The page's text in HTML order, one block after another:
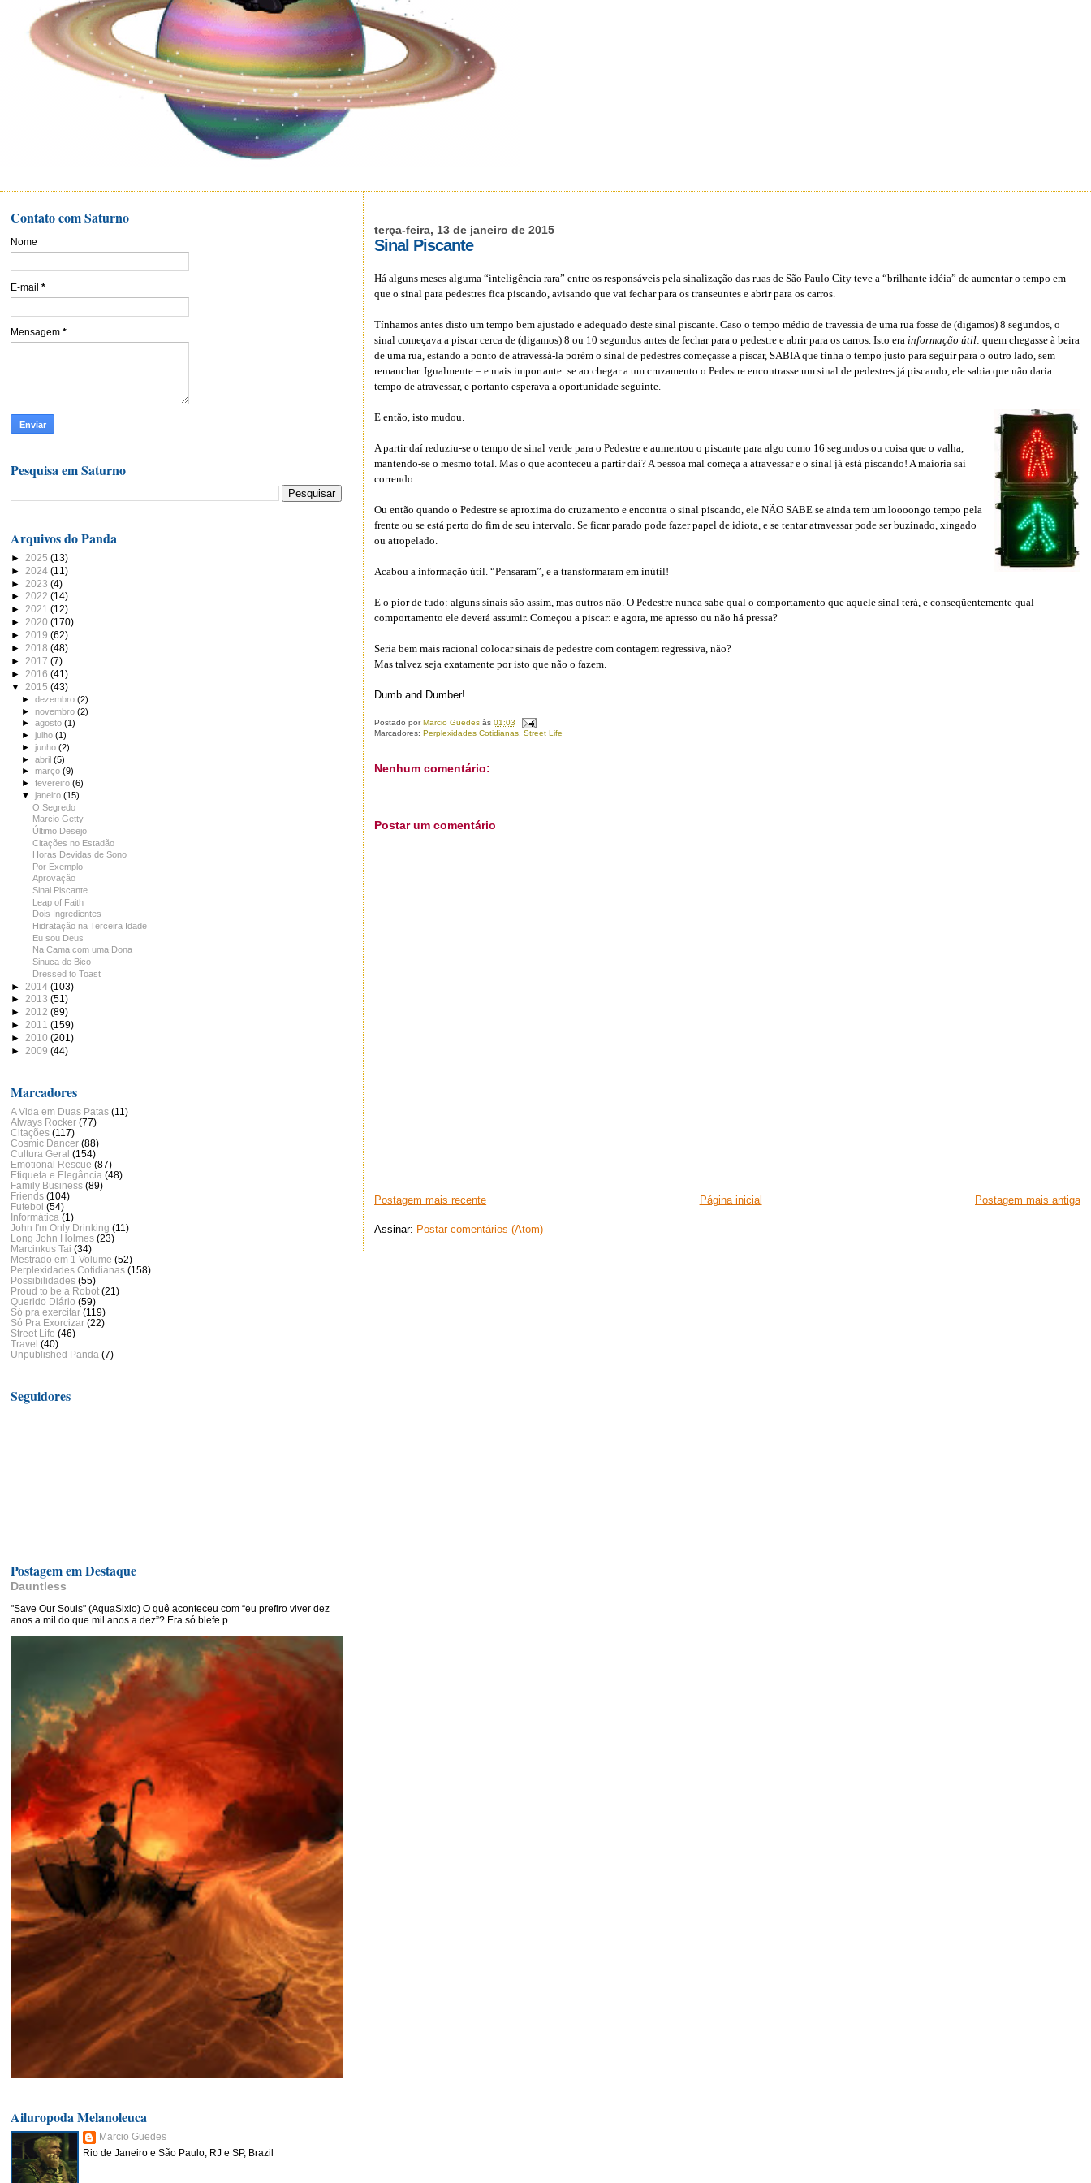
terça-feira, 13 de janeiro de 2015
Sinal Piscante
Há alguns meses alguma “inteligência rara” entre os responsáveis pela sinalização das ruas de São Paulo City teve a “brilhante idéia” de aumentar o tempo em
que o sinal para pedestres fica piscando, avisando que vai fechar para os transeuntes e abrir para os carros.
Tínhamos antes disto um tempo bem ajustado e adequado deste sinal piscante. Caso o tempo médio de travessia de uma rua fosse de (digamos) 8 segundos, o
sinal começava a piscar cerca de (digamos) 8 ou 10 segundos antes de fechar para o pedestre e abrir para os carros. Isto erainformação útil: quem chegasse à beira
de uma rua, estando a ponto de atravessá-la porém o sinal de pedestres começasse a piscar, SABIA que tinha o tempo justo para seguir para o outro lado, sem
remanchar. Igualmente – e mais importante: se ao chegar a um cruzamento o Pedestre encontrasse um sinal de pedestres já piscando, ele sabia que não daria
tempo de atravessar, e portanto esperava a oportunidade seguinte.
E então, isto mudou.
A partir daí reduziu-se o tempo de sinal verde para o Pedestre e aumentou o piscante para algo como 16 segundos ou coisa que o valha,
mantendo-se o mesmo total. Mas o que aconteceu a partir daí? A pessoa mal começa a atravessar e o sinal já está piscando! A maioria sai
correndo.
Ou então quando o Pedestre se aproxima do cruzamento e encontra o sinal piscando, ele NÃO SABE se ainda tem um loooongo tempo pela
frente ou se está perto do fim de seu intervalo. Se ficar parado pode fazer papel de idiota, e se tentar atravessar pode ser buzinado, xingado
ou atropelado.
Acabou a informação útil. “Pensaram”, e a transformaram em inútil!
E o pior de tudo: alguns sinais são assim, mas outros não. O Pedestre nunca sabe qual o comportamento que aquele sinal terá, e conseqüentemente qual
comportamento ele deverá assumir. Começou a piscar: e agora, me apresso ou não há pressa?
Seria bem mais racional colocar sinais de pedestre com contagem regressiva, não?
Mas talvez seja exatamente por isto que não o fazem.
Dumb and Dumber!
Postado porMarcio Guedes às01:03
Marcadores:Perplexidades Cotidianas ,Street Life
Nenhum comentário:
Postar um comentário
Postagem mais recente Postagem mais antiga
Página inicial
Assinar: Postar comentários (Atom)
Contato com Saturno
Nome
E-mail *
Mensagem *
Pesquisa em Saturno
Arquivos do Panda
► 2025 (13)
► 2024 (11)
► 2023 (4)
► 2022 (14)
► 2021 (12)
► 2020 (170)
► 2019 (62)
► 2018 (48)
► 2017 (7)
► 2016 (41)
▼ 2015 (43)
►dezembro(2)
►novembro(2)
►agosto(1)
►julho(1)
►junho(2)
►abril(5)
►março(9)
►fevereiro(6)
▼janeiro(15)
O Segredo
Marcio Getty
Último Desejo
Citações no Estadão
Horas Devidas de Sono
Por Exemplo
Aprovação
Sinal Piscante
Leap of Faith
Dois Ingredientes
Hidratação na Terceira Idade
Eu sou Deus
Na Cama com uma Dona
Sinuca de Bico
Dressed to Toast
► 2014 (103)
► 2013 (51)
► 2012 (89)
► 2011 (159)
► 2010 (201)
► 2009 (44)
Marcadores
A Vida em Duas Patas (11)
Always Rocker (77)
Citações (117)
Cosmic Dancer (88)
Cultura Geral (154)
Emotional Rescue (87)
Etiqueta e Elegância (48)
Family Business (89)
Friends (104)
Futebol (54)
Informática (1)
John I'm Only Drinking (11)
Long John Holmes (23)
Marcinkus Tai (34)
Mestrado em 1 Volume (52)
Perplexidades Cotidianas (158)
Possibilidades (55)
Proud to be a Robot (21)
Querido Diário (59)
Só pra exercitar (119)
Só Pra Exorcizar (22)
Street Life (46)
Travel (40)
Unpublished Panda (7)
Seguidores
Postagem em Destaque
Dauntless
"Save Our Souls" (AquaSixio) O quê aconteceu com “eu prefiro viver dez
anos a mil do que mil anos a dez”? Era só blefe p...
Ailuropoda Melanoleuca
Marcio Guedes
Rio de Janeiro e São Paulo, RJ e SP, Brazil